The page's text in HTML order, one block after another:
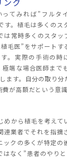
てみれば”フルタ
す。植毛は多くのス
は常時多くのスタッ
毛医”をサポートす
。実際の手術の時
端な場合医師まで
ます。自分の取り分
が高額だという意識
めから植毛を考えて
連業者でそれを指摘
ックの多くが特定の
はなく”患者のやり